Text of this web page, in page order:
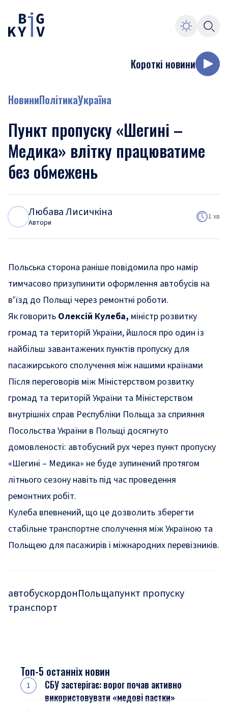
Короткі новини
НовиниПолітикаУкраїна
Пункт пропуску «Шегині –
Медика» влітку працюватиме
без обмежень
Любава Лисичкіна
Автори
1 хв
Польська сторона раніше повідомила про намір
тимчасово призупинити оформлення автобусів на
в’їзд до Польщі через ремонтні роботи.
Як говорить Олексій Кулеба, міністр розвитку
громад та територій України, йшлося про один із
найбільш завантажених пунктів пропуску для
пасажирського сполучення між нашими країнами
Після переговорів між Міністерством розвитку
громад та територій України та Міністерством
внутрішніх справ Республіки Польща за сприяння
Посольства України в Польщі досягнуто
домовленості: автобусний рух через пункт пропуску
«Шегині – Медика» не буде зупинений протягом
літнього сезону навіть під час проведення
ремонтних робіт.
Кулеба впевнений, що це дозволить зберегти
стабільне транспортне сполучення між Україною та
Польщею для пасажирів і міжнародних перевізників.
автобускордонПольщапункт пропуску
транспорт
Топ-5 останніх новин
СБУ застерігає: ворог почав активно
використовувати «медові пастки»